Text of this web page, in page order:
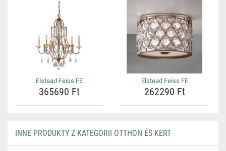
Elstead Feiss FE
365690 Ft
Elstead Feiss FE
262290 Ft
INNE PRODUKTY Z KATEGORII OTTHON ÉS KERT